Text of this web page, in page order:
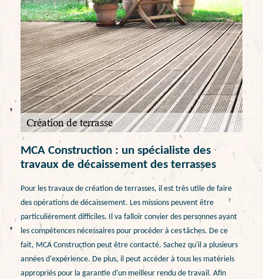
MCA Construction : un spécialiste des
travaux de décaissement des terrasses
Pour les travaux de création de terrasses, il est très utile de faire
des opérations de décaissement. Les missions peuvent être
particulièrement difficiles. Il va falloir convier des personnes ayant
les compétences nécessaires pour procéder à ces tâches. De ce
fait, MCA Construction peut être contacté. Sachez qu'il a plusieurs
années d'expérience. De plus, il peut accéder à tous les matériels
appropriés pour la garantie d'un meilleur rendu de travail. Afin